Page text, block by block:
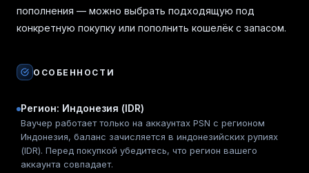
пополнения — можно выбрать подходящую под
конкретную покупку или пополнить кошелёк с запасом.
ОСОБЕННОСТИ
Регион: Индонезия (IDR)
Ваучер работает только на аккаунтах PSN с регионом
Индонезия, баланс зачисляется в индонезийских рупиях
(IDR). Перед покупкой убедитесь, что регион вашего
аккаунта совпадает.